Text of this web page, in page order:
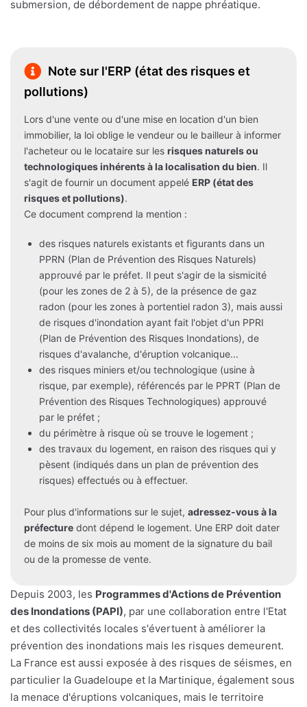
submersion, de débordement de nappe phréatique.
Note sur l'ERP (état des risques et
pollutions)
Lors d'une vente ou d'une mise en location d'un bien
immobilier, la loi oblige le vendeur ou le bailleur à informer
l'acheteur ou le locataire sur les risques naturels ou
technologiques inhérents à la localisation du bien. Il
s'agit de fournir un document appelé ERP (état des
risques et pollutions).
Ce document comprend la mention :
des risques naturels existants et figurants dans un
PPRN (Plan de Prévention des Risques Naturels)
approuvé par le préfet. Il peut s'agir de la sismicité
(pour les zones de 2 à 5), de la présence de gaz
radon (pour les zones à portentiel radon 3), mais aussi
de risques d'inondation ayant fait l'objet d'un PPRI
(Plan de Prévention des Risques Inondations), de
risques d'avalanche, d'éruption volcanique...
des risques miniers et/ou technologique (usine à
risque, par exemple), référencés par le PPRT (Plan de
Prévention des Risques Technologiques) approuvé
par le préfet ;
du périmètre à risque où se trouve le logement ;
des travaux du logement, en raison des risques qui y
pèsent (indiqués dans un plan de prévention des
risques) effectués ou à effectuer.
Pour plus d'informations sur le sujet, adressez-vous à la
préfecture dont dépend le logement. Une ERP doit dater
de moins de six mois au moment de la signature du bail
ou de la promesse de vente.
Depuis 2003, les Programmes d'Actions de Prévention
des Inondations (PAPI), par une collaboration entre l'Etat
et des collectivités locales s'évertuent à améliorer la
prévention des inondations mais les risques demeurent.
La France est aussi exposée à des risques de séismes, en
particulier la Guadeloupe et la Martinique, également sous
la menace d'éruptions volcaniques, mais le territoire